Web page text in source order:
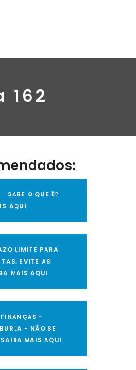
162
SABE O QUE É?
AQUI
LIMITE PARA
EVITE AS
MAIS AQUI
-
- NÃO SE
MAIS AQUI